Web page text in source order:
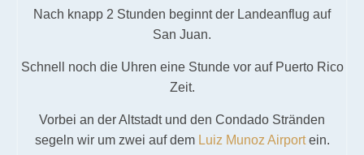
Nach knapp 2 Stunden beginnt der Landeanflug auf
San Juan.
Schnell noch die Uhren eine Stunde vor auf Puerto Rico
Zeit.
Vorbei an der Altstadt und den Condado Stränden
segeln wir um zwei auf dem Luiz Munoz Airportein.